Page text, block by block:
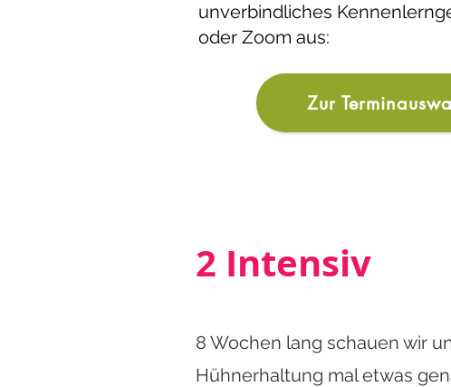
Termin aussuchen
Die Sprechzeiten
Mittwoch und
Nach der
unverbindliches
oder Zoom aus:
Zur
2 Intensiv
8 Wochen lang schauen wir
Hühnerhaltung mal etwas